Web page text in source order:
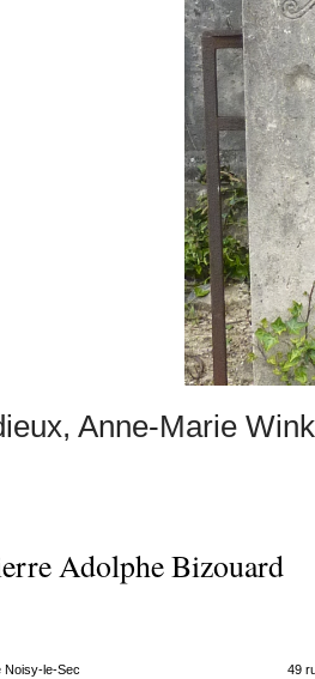
Anne-Marie
Adolphe Bizouard
Noisy-le-Sec 49